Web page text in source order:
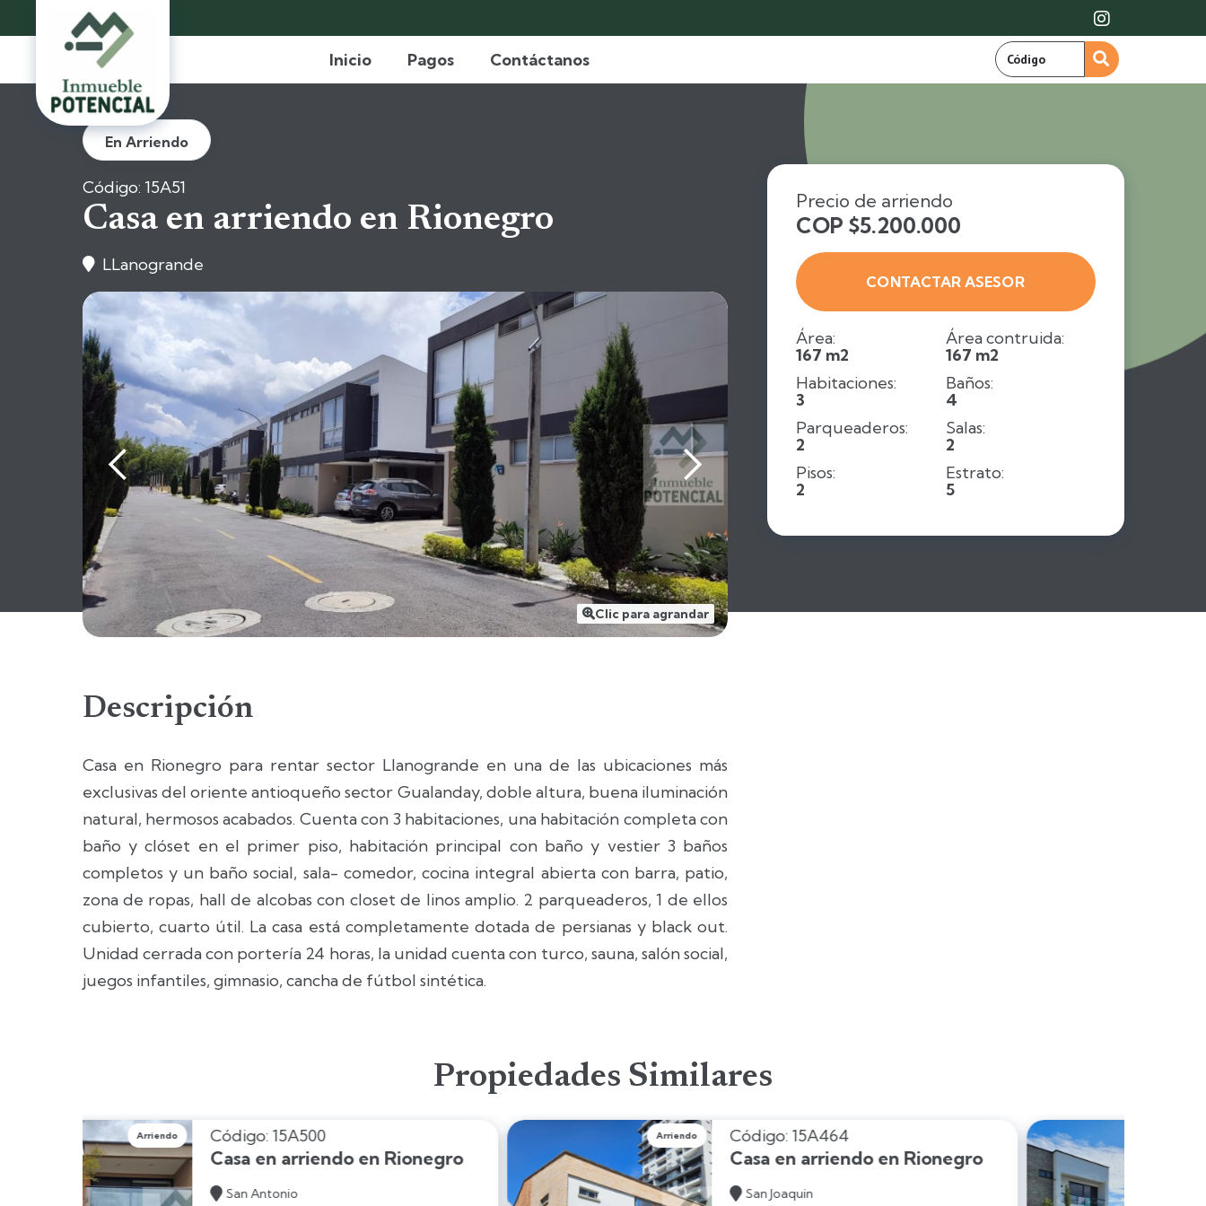

Inicio Pagos Contáctanos
En Arriendo
Código: 15A51
Casa en arriendo en Rionegro
 LLanogrande
Clic para agrandar
Descripción
Casa en Rionegro para rentar sector Llanogrande en una de las ubicaciones más
exclusivas del oriente antioqueño sector Gualanday, doble altura, buena iluminación
natural, hermosos acabados. Cuenta con 3 habitaciones, una habitación completa con
baño y clóset en el primer piso, habitación principal con baño y vestier 3 baños
completos y un baño social, sala- comedor, cocina integral abierta con barra, patio,
zona de ropas, hall de alcobas con closet de linos amplio. 2 parqueaderos, 1 de ellos
cubierto, cuarto útil. La casa está completamente dotada de persianas y black out.
Unidad cerrada con portería 24 horas, la unidad cuenta con turco, sauna, salón social,
juegos infantiles, gimnasio, cancha de fútbol sintética.
Precio de arriendo
COP $5.200.000
CONTACTAR ASESOR
Área:
167 m2
Área contruida:
167 m2
Habitaciones:
3
Baños:
4
Parqueaderos:
2
Salas:
2
Pisos:
2
Estrato:
5
Propiedades Similares
Arriendo Código: 15A392
Casa en arriendo en Rionegro
Arriendo Código: 15A173
Casa en arriendo en Rionegro